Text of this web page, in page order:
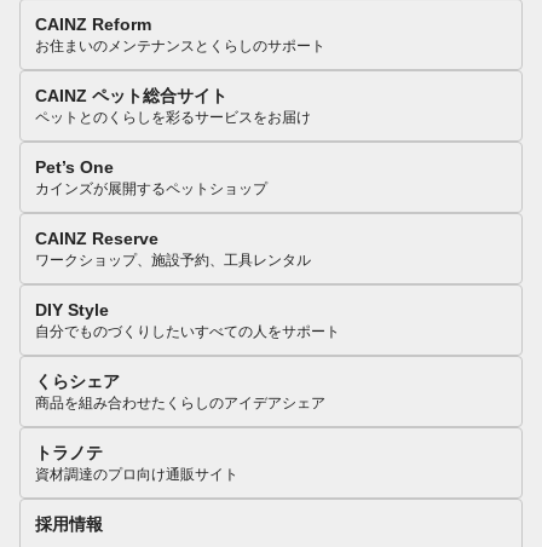
CAINZ Reform
お住まいのメンテナンスとくらしのサポート
CAINZ ペット総合サイト
ペットとのくらしを彩るサービスをお届け
Pet’s One
カインズが展開するペットショップ
CAINZ Reserve
ワークショップ、施設予約、工具レンタル
DIY Style
自分でものづくりしたいすべての人をサポート
くらシェア
商品を組み合わせたくらしのアイデアシェア
トラノテ
資材調達のプロ向け通販サイト
採用情報